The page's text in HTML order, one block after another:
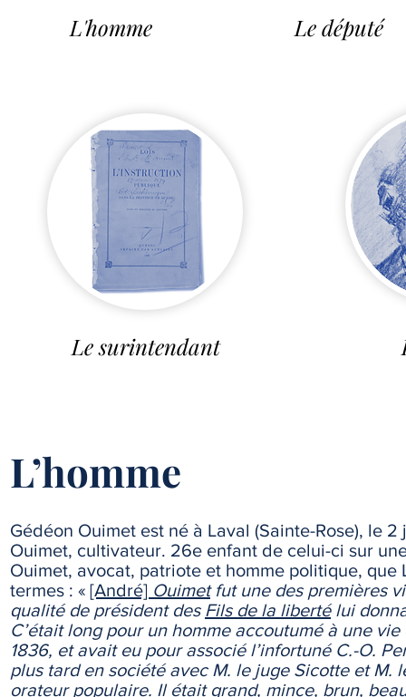
L'homme Le député
Le surintendant
L’homme
Gédéon Ouimet est né à Laval (Sainte-Rose), le
Ouimet, cultivateur. 26e enfant de celui-ci sur
Ouimet, avocat, patriote et homme politique,
termes : « [André] Ouimetfut une des premières
qualité de président des Fils de la libertélui
C’était long pour un homme accoutumé à une vie
1836, et avait eu pour associé l’infortuné C.-O.
plus tard en société avec M. le juge Sicotte et M.
orateur populaire. Il était grand, mince, brun,